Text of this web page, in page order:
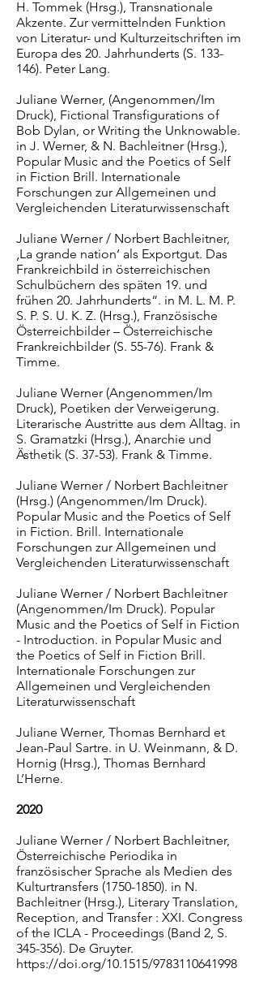
H. Tommek (Hrsg.), Transnationale
Akzente. Zur vermittelnden Funktion
von Literatur- und Kulturzeitschriften im
Europa des 20. Jahrhunderts (S. 133-
146). Peter Lang.
Juliane Werner, (Angenommen/Im
Druck), Fictional Transfigurations of
Bob Dylan, or Writing the Unknowable.
in J. Werner, & N. Bachleitner (Hrsg.),
Popular Music and the Poetics of Self
in Fiction Brill. Internationale
Forschungen zur Allgemeinen und
Vergleichenden Literaturwissenschaft
Juliane Werner / Norbert Bachleitner,
‚La grande nation‘ als Exportgut. Das
Frankreichbild in österreichischen
Schulbüchern des späten 19. und
frühen 20. Jahrhunderts“. in M. L. M. P.
S. P. S. U. K. Z. (Hrsg.), Französische
Österreichbilder – Österreichische
Frankreichbilder (S. 55-76). Frank &
Timme.
Juliane Werner (Angenommen/Im
Druck), Poetiken der Verweigerung.
Literarische Austritte aus dem Alltag. in
S. Gramatzki (Hrsg.), Anarchie und
Ästhetik (S. 37-53). Frank & Timme.
Juliane Werner / Norbert Bachleitner
(Hrsg.) (Angenommen/Im Druck).
Popular Music and the Poetics of Self
in Fiction. Brill. Internationale
Forschungen zur Allgemeinen und
Vergleichenden Literaturwissenschaft
Juliane Werner / Norbert Bachleitner
(Angenommen/Im Druck). Popular
Music and the Poetics of Self in Fiction
- Introduction. in Popular Music and
the Poetics of Self in Fiction Brill.
Internationale Forschungen zur
Allgemeinen und Vergleichenden
Literaturwissenschaft
Juliane Werner, Thomas Bernhard et
Jean-Paul Sartre. in U. Weinmann, & D.
Hornig (Hrsg.), Thomas Bernhard
L’Herne.
2020
Juliane Werner / Norbert Bachleitner,
Österreichische Periodika in
französischer Sprache als Medien des
Kulturtransfers (1750-1850). in N.
Bachleitner (Hrsg.), Literary Translation,
Reception, and Transfer : XXI. Congress
of the ICLA - Proceedings (Band 2, S.
345-356). De Gruyter.
https://doi.org/10.1515/9783110641998